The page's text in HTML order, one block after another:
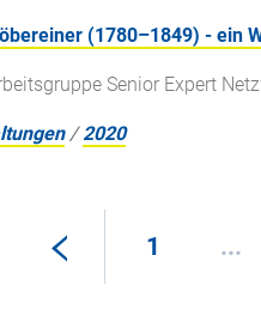
(1780–1849) - ein
Senior Expert
/2020
1 ...